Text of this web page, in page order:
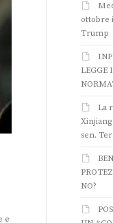
e
ottobre
Trump
LEGGE
La
sen.
NO?